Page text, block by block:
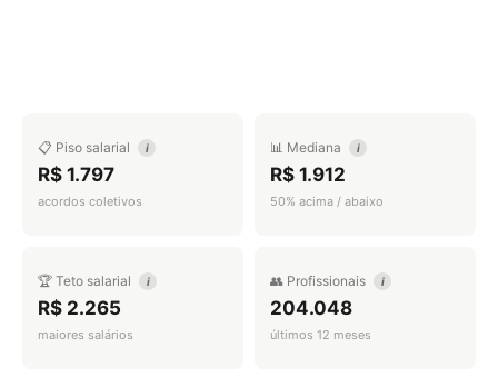
📋 Piso salarial i
R$ 1.797
acordos coletivos
📊 Mediana i
R$ 1.912
50% acima / abaixo
🏆 Teto salarial i
R$ 2.265
maiores salários
👥 Profissionais i
204.048
últimos 12 meses